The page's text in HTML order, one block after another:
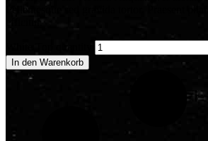
Pellentesque sed gravida tortor. Praesent
In den Warenkorb